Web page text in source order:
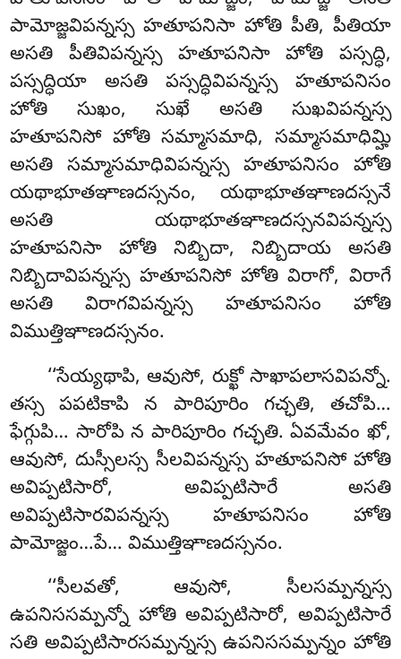
పామోజ్జవిపన్నస్స హతూపనిసా హోతి పీతి, పీతియా
అసతి పీతివిపన్నస్స హతూపనిసా హోతి పస్సద్ధి,
పస్సద్ధియా అసతి పస్సద్ధివిపన్నస్స హతూపనిసం
హోతి సుఖం, సుఖే అసతి సుఖవిపన్నస్స
హతూపనిసో హోతి సమ్మాసమాధి, సమ్మాసమాధిమ్హి
అసతి సమ్మాసమాధివిపన్నస్స హతూపనిసం హోతి
యథాభూతఞాణదస్సనం, యథాభూతఞాణదస్సనే
అసతి యథాభూతఞాణదస్సనవిపన్నస్స
హతూపనిసా హోతి నిబ్బిదా, నిబ్బిదాయ అసతి
నిబ్బిదావిపన్నస్స హతూపనిసో హోతి విరాగో, విరాగే
అసతి విరాగవిపన్నస్స హతూపనిసం హోతి
విముత్తిఞాణదస్సనం.
‘‘సేయ్యథాపి, ఆవుసో, రుక్ఖో సాఖాపలాసవిపన్నో.
తస్స పపటికాపి న పారిపూరిం గచ్ఛతి, తచోపి…
ఫేగ్గుపి… సారోపి న పారిపూరిం గచ్ఛతి. ఏవమేవం ఖో,
ఆవుసో, దుస్సీలస్స సీలవిపన్నస్స హతూపనిసో హోతి
అవిప్పటిసారో, అవిప్పటిసారే అసతి
అవిప్పటిసారవిపన్నస్స హతూపనిసం హోతి
పామోజ్జం…పే… విముత్తిఞాణదస్సనం.
‘‘సీలవతో, ఆవుసో, సీలసమ్పన్నస్స
ఉపనిససమ్పన్నో హోతి అవిప్పటిసారో, అవిప్పటిసారే
సతి అవిప్పటిసారసమ్పన్నస్స ఉపనిససమ్పన్నం హోతి